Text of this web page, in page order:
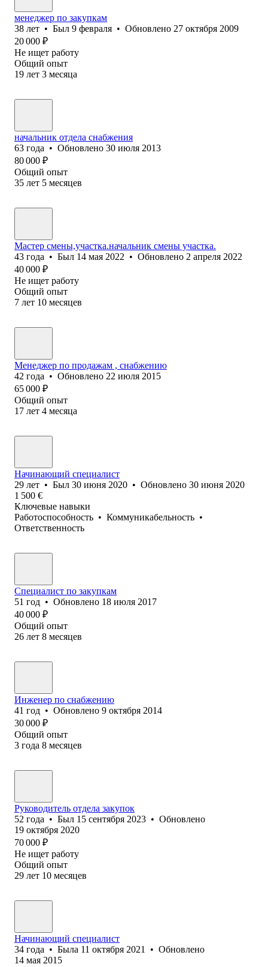
менеджер по закупкам
38 лет • Был 9 февраля • Обновлено 27 октября 2009
20 000 ₽
Не ищет работу
Общий опыт
19 лет 3 месяца
начальник отдела снабжения
63 года • Обновлено 30 июля 2013
80 000 ₽
Общий опыт
35 лет 5 месяцев
Мастер смены,участка.начальник смены участка.
43 года • Был 14 мая 2022 • Обновлено 2 апреля 2022
40 000 ₽
Не ищет работу
Общий опыт
7 лет 10 месяцев
Менеджер по продажам , снабжению
42 года • Обновлено 22 июля 2015
65 000 ₽
Общий опыт
17 лет 4 месяца
Начинающий специалист
29 лет • Был 30 июня 2020 • Обновлено 30 июня 2020
1 500 €
Ключевые навыки
Работоспособность • Коммуникабельность •
Ответственность
Специалист по закупкам
51 год • Обновлено 18 июля 2017
40 000 ₽
Общий опыт
26 лет 8 месяцев
Инженер по снабжению
41 год • Обновлено 9 октября 2014
30 000 ₽
Общий опыт
3 года 8 месяцев
Руководитель отдела закупок
52 года • Был 15 сентября 2023 • Обновлено
19 октября 2020
70 000 ₽
Не ищет работу
Общий опыт
29 лет 10 месяцев
Начинающий специалист
34 года • Была 11 октября 2021 • Обновлено
14 мая 2015